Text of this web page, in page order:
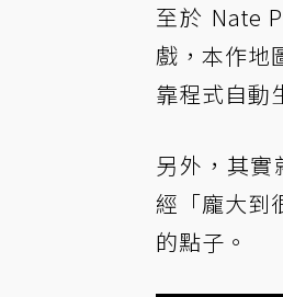
至於 Nate
戲，本作地
靠程式自動
另外，其實
經「龐大到
的點子。